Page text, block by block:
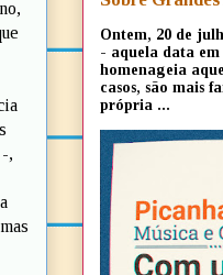
-,
Ontem, 20 de
- aquela data em
homenageia
casos, são mais
própria ...